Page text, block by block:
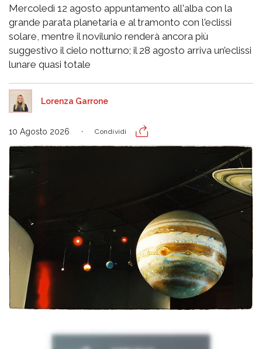
Mercoledì 12 agosto appuntamento all'alba con la
grande parata planetaria e al tramonto con l'eclissi
solare, mentre il novilunio renderà ancora più
suggestivo il cielo notturno; il 28 agosto arriva un’eclissi
lunare quasi totale
Lorenza Garrone
10 Agosto 2026 Condividi